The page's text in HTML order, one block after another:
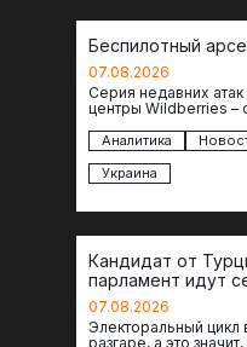
Беспилотный
07.08.2026
Серия недавних атак
центры Wildberries –
российского тыла. И
Аналитика
Украина
Кандидат от
парламент идут
07.08.2026
Электоральный цикл
разгаре, а это